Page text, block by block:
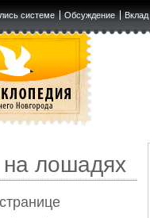
системе Обсуждение Вклад
на лошадях